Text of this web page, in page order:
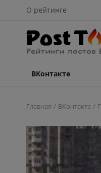
О рейтинге
ВКонтакте
Главная ВКонтакте